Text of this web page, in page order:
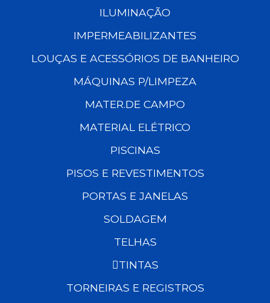
ILUMINAÇÃO
IMPERMEABILIZANTES
LOUÇAS E ACESSÓRIOS DE BANHEIRO
MÁQUINAS P/LIMPEZA
MATER.DE CAMPO
MATERIAL ELÉTRICO
PISCINAS
PISOS E REVESTIMENTOS
PORTAS E JANELAS
SOLDAGEM
TELHAS
TINTAS
TORNEIRAS E REGISTROS